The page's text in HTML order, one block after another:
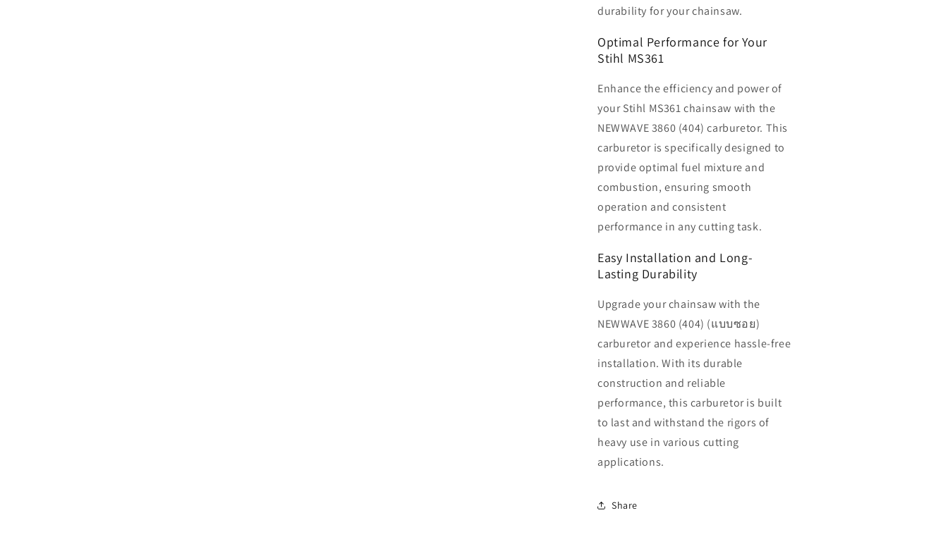
durability for your chainsaw.
Optimal Performance for Your
Stihl MS361
Enhance the efficiency and power of
your Stihl MS361 chainsaw with the
NEWWAVE 3860 (404) carburetor. This
carburetor is specifically designed to
provide optimal fuel mixture and
combustion, ensuring smooth
operation and consistent
performance in any cutting task.
Easy Installation and Long-
Lasting Durability
Upgrade your chainsaw with the
NEWWAVE 3860 (404) (แบบซอย)
carburetor and experience hassle-free
installation. With its durable
construction and reliable
performance, this carburetor is built
to last and withstand the rigors of
heavy use in various cutting
applications.
Share